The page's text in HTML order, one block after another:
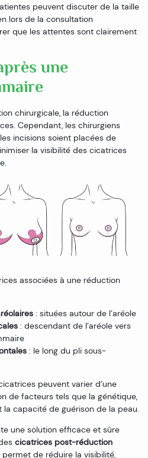
peuvent discuter de la taille
lors de la consultation
que les attentes sont clairement
une
chirurgicale, la réduction
Cependant, les chirurgiens
incisions soient placées de
la visibilité des cicatrices
associées à une réduction
: situées autour de l’aréole
: descendant de l’aréole vers
: le long du pli sous-
peuvent varier d’une
de facteurs tels que la génétique,
capacité de guérison de la peau.
une solution efficace et sûre
cicatrices post-réduction
de réduire la visibilité,